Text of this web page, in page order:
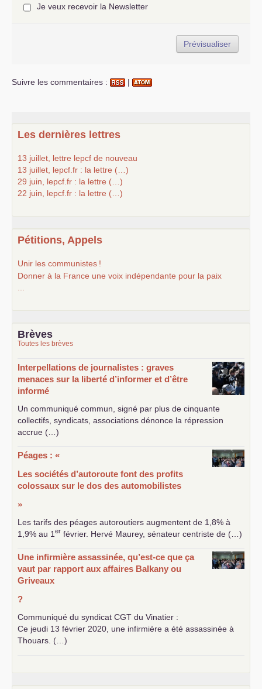
Je veux recevoir la Newsletter
Suivre les commentaires : |
Les dernières lettres
13 juillet, lettre lepcf de nouveau
13 juillet, lepcf.fr : la lettre (…)
29 juin, lepcf.fr : la lettre (…)
22 juin, lepcf.fr : la lettre (…)
Pétitions, Appels
Unir les communistes !
Donner à la France une voix indépendante pour la paix
Brèves
Toutes les brèves
Interpellations de journalistes : graves
menaces sur la liberté d’informer et d’être
informé
Un communiqué commun, signé par plus de cinquante
collectifs, syndicats, associations dénonce la répression
accrue (…)
Péages : «
Les sociétés d’autoroute font des profits
colossaux sur le dos des automobilistes
»
Les tarifs des péages autoroutiers augmentent de 1,8% à
1,9% au 1 er février. Hervé Maurey, sénateur centriste de (…)
Une infirmière assassinée, qu’est-ce que ça
vaut par rapport aux affaires Balkany ou
Griveaux
?
Communiqué du syndicat CGT du Vinatier :
Ce jeudi 13 février 2020, une infirmière a été assassinée à
Thouars. (…)